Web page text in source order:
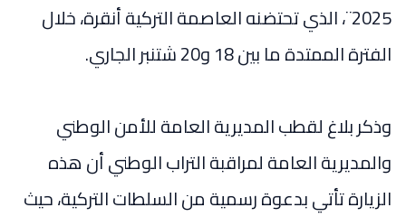
2025¨، الذي تحتضنه العاصمة التركية أنقرة، خلال
الفترة الممتدة ما بين 18 و20 شتنبر الجاري.
وذكر بلاغ لقطب المديرية العامة للأمن الوطني
والمديرية العامة لمراقبة التراب الوطني أن هذه
الزيارة تأتي بدعوة رسمية من السلطات التركية، حيث